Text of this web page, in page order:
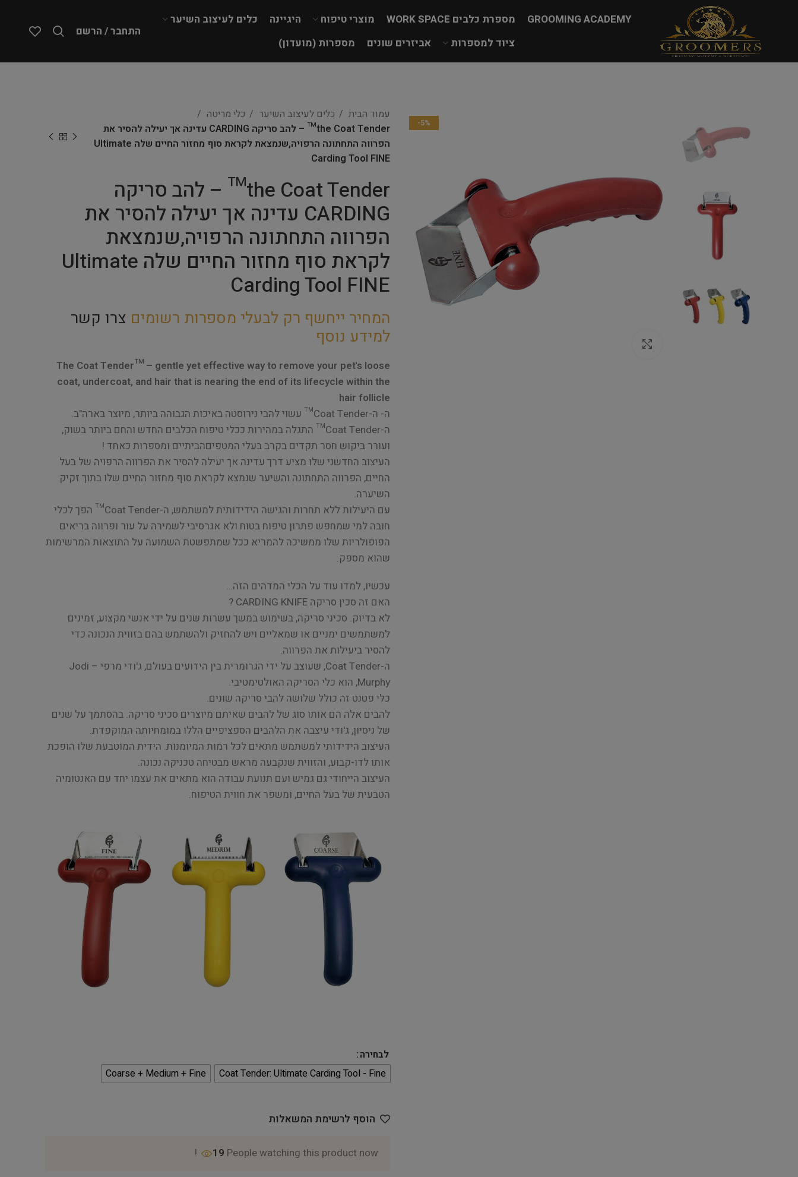
GROOMING ACADEMY מספרת כלבים WORK SPACE מוצרי טיפוח היגיינה
כלים לעיצוב השיער
ציוד למספרות
אביזרים שונים מספרות (מועדון)
התחבר / הרשם
-5%
עמוד הבית כלים לעיצוב השיער
כלי מריטה
the Coat Tender™ – להב סריקה CARDING עדינה אך יעילה להסיר את
הפרווה התחתונה הרפויה,שנמצאת לקראת סוף מחזור החיים שלה Ultimate
Carding Tool FINE
the Coat Tender™ – להב סריקה
CARDING עדינה אך יעילה להסיר את
הפרווה התחתונה הרפויה,שנמצאת
לקראת סוף מחזור החיים שלה Ultimate
Carding Tool FINE
המחיר ייחשף רק לבעלי מספרות רשומים צרו קשר
למידע נוסף
The Coat Tender™ – gentle yet effective way to remove your pet's loose
coat, undercoat, and hair that is nearing the end of its lifecycle within the
hair follicle
ה- ה-Coat Tender™ עשוי להבי נירוסטה באיכות הגבוהה ביותר, מיוצר בארה"ב.
ה-Coat Tender™ התגלה במהירות ככלי טיפוח הכלבים החדש והחם ביותר בשוק,
ועורר ביקוש חסר תקדים בקרב בעלי המטפיםהביתיים ומספרות כאחד !
העיצוב החדשני שלו מציע דרך עדינה אך יעילה להסיר את הפרווה הרפויה של בעל
החיים, הפרווה התחתונה והשיער שנמצא לקראת סוף מחזור החיים שלו בתוך זקיק
השיערה.
עם היעילות ללא תחרות והגישה הידידותית למשתמש, ה-Coat Tender™ הפך לכלי
חובה למי שמחפש פתרון טיפוח בטוח ולא אגרסיבי לשמירה על עור ופרווה בריאים.
הפופולריות שלו ממשיכה להמריא ככל שמתפשטת השמועה על התוצאות המרשימות
שהוא מספק.
עכשיו, למדו עוד על הכלי המדהים הזה…
האם זה סכין סריקה CARDING KNIFE ?
לא בדיוק. סכיני סריקה, בשימוש במשך עשרות שנים על ידי אנשי מקצוע, זמינים
למשתמשים ימניים או שמאליים ויש להחזיק ולהשתמש בהם בזווית הנכונה כדי
להסיר ביעילות את הפרווה.
ה-Coat Tender, שעוצב על ידי הגרומרית בין הידועים בעולם, ג'ודי מרפי – Jodi
Murphy, הוא כלי הסריקה האולטימטיבי.
כלי פטנט זה כולל שלושה להבי סריקה שונים.
להבים אלה הם אותו סוג של להבים שאיתם מיוצרים סכיני סריקה. בהסתמך על שנים
של ניסיון, ג'ודי עיצבה את הלהבים הספציפיים הללו במומחיותה המוקפדת.
העיצוב הידידותי למשתמש מתאים לכל רמות המיומנות. הידית המוטבעת שלו הופכת
אותו לדו-קבוע, והזווית שנקבעה מראש מבטיחה טכניקה נכונה.
העיצוב הייחודי גם גמיש ועם תנועת עבודה הוא מתאים את עצמו יחד עם האנטומיה
הטבעית של בעל החיים, ומשפר את חווית הטיפוח.
לבחירה
Coat Tender: Ultimate Carding Tool - Fine
Coarse + Medium + Fine
הוסף לרשימת המשאלות
19 People watching this product now!